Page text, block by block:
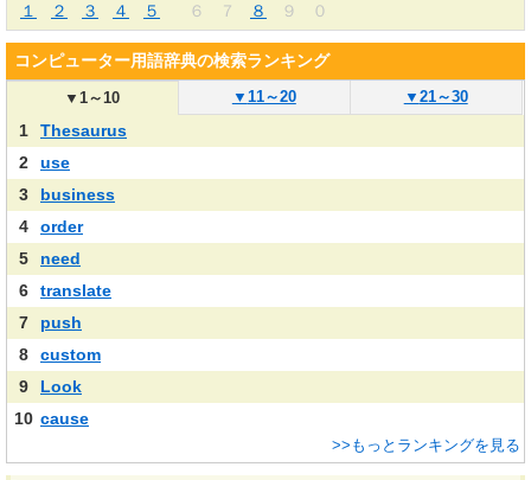
１
２ ３ ４ ５ ６ ７ ８ ９ ０
コンピューター用語辞典の検索ランキング
▼1～10 ▼ 11～20 ▼ 21～30
1
Thesaurus
2
use
3
business
4
order
5
need
6
translate
7
push
8
custom
9
Look
10 cause
>>もっとランキングを見る